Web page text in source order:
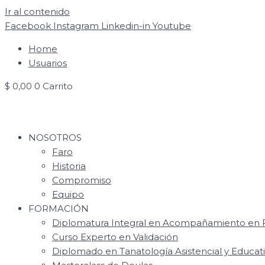
Ir al contenido
Facebook Instagram Linkedin-in Youtube
Home
Usuarios
$ 0,00 0 Carrito
NOSOTROS
Faro
Historia
Compromiso
Equipo
FORMACIÓN
Diplomatura Integral en Acompañamiento en
Curso Experto en Validación
Diplomado en Tanatología Asistencial y